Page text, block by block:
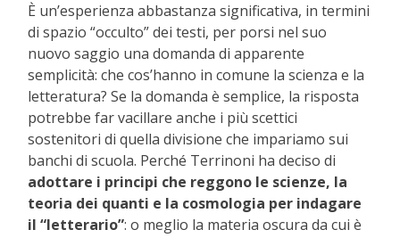
È un’esperienza abbastanza significativa, in termini
di spazio “occulto” dei testi, per porsi nel suo
nuovo saggio una domanda di apparente
semplicità: che cos’hanno in comune la scienza e la
letteratura? Se la domanda è semplice, la risposta
potrebbe far vacillare anche i più scettici
sostenitori di quella divisione che impariamo sui
banchi di scuola. Perché Terrinoni ha deciso di
adottare i principi che reggono le scienze, la
teoria dei quanti e la cosmologia per indagare
il “letterario”: o meglio la materia oscura da cui è